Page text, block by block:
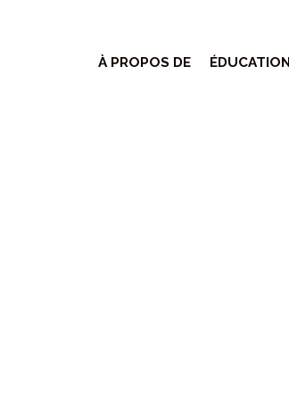
À PROPOS DE ÉDUCATION